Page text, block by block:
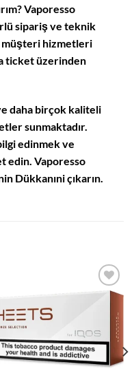
Vaporesso
sipariş ve teknik
müşteri hizmetleri
ticket üzerinden
daha birçok kaliteli
sunmaktadır.
edinmek ve
edin. Vaporesso
Dükkanıni çıkarın.
Add to